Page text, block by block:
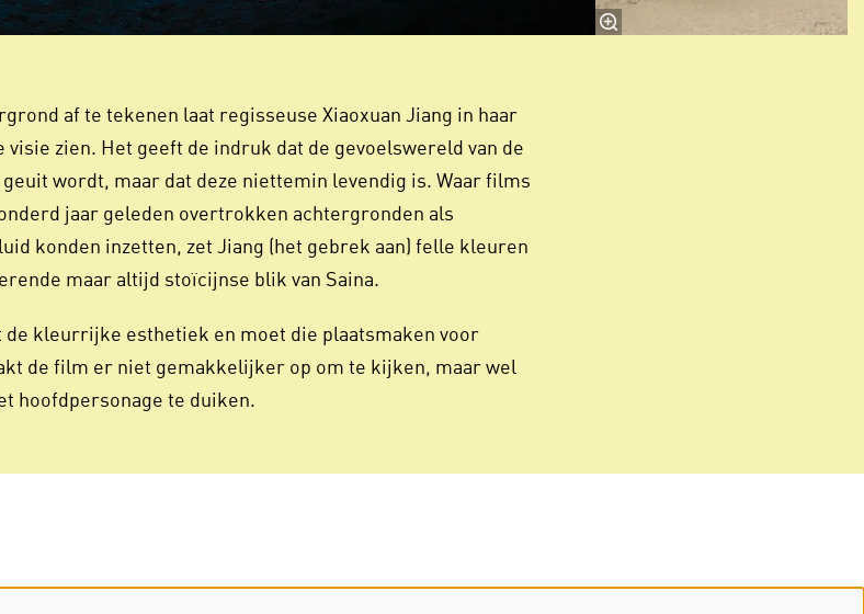
af te tekenen laat regisseuse Xiaoxuan Jiang in haar
zien. Het geeft de indruk dat de gevoelswereld van de
wordt, maar dat deze niettemin levendig is. Waar films
jaar geleden overtrokken achtergronden als
konden inzetten, zet Jiang (het gebrek aan) felle kleuren
maar altijd stoïcijnse blik van Saina.
kleurrijke esthetiek en moet die plaatsmaken voor
de film er niet gemakkelijker op om te kijken, maar wel
hoofdpersonage te duiken.